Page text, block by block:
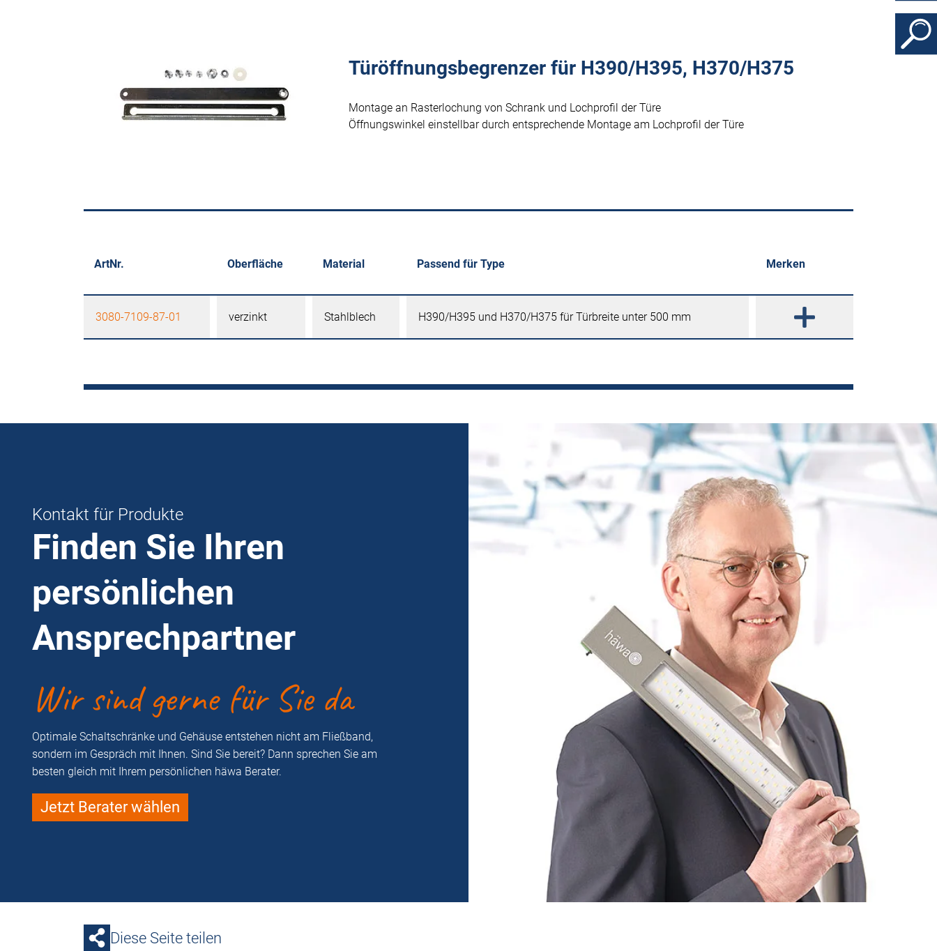
Türöffnungsbegrenzer für H390/H395, H370/H375
Montage an Rasterlochung von Schrank und Lochprofil der Türe
Öffnungswinkel einstellbar durch entsprechende Montage am Lochprofil der Türe
ArtNr. Oberfläche Material Passend für Type Merken
3080-7109-87-01 verzinkt Stahlblech H390/H395 und H370/H375 für Türbreite unter 500 mm
Kontakt für Produkte
Finden Sie Ihren
persönlichen
Ansprechpartner
Wir sind gerne für Sie da
Optimale Schaltschränke und Gehäuse entstehen nicht am Fließband,
sondern im Gespräch mit Ihnen. Sind Sie bereit? Dann sprechen Sie am
besten gleich mit Ihrem persönlichen häwa Berater.
Jetzt Berater wählen
Diese Seite teilen